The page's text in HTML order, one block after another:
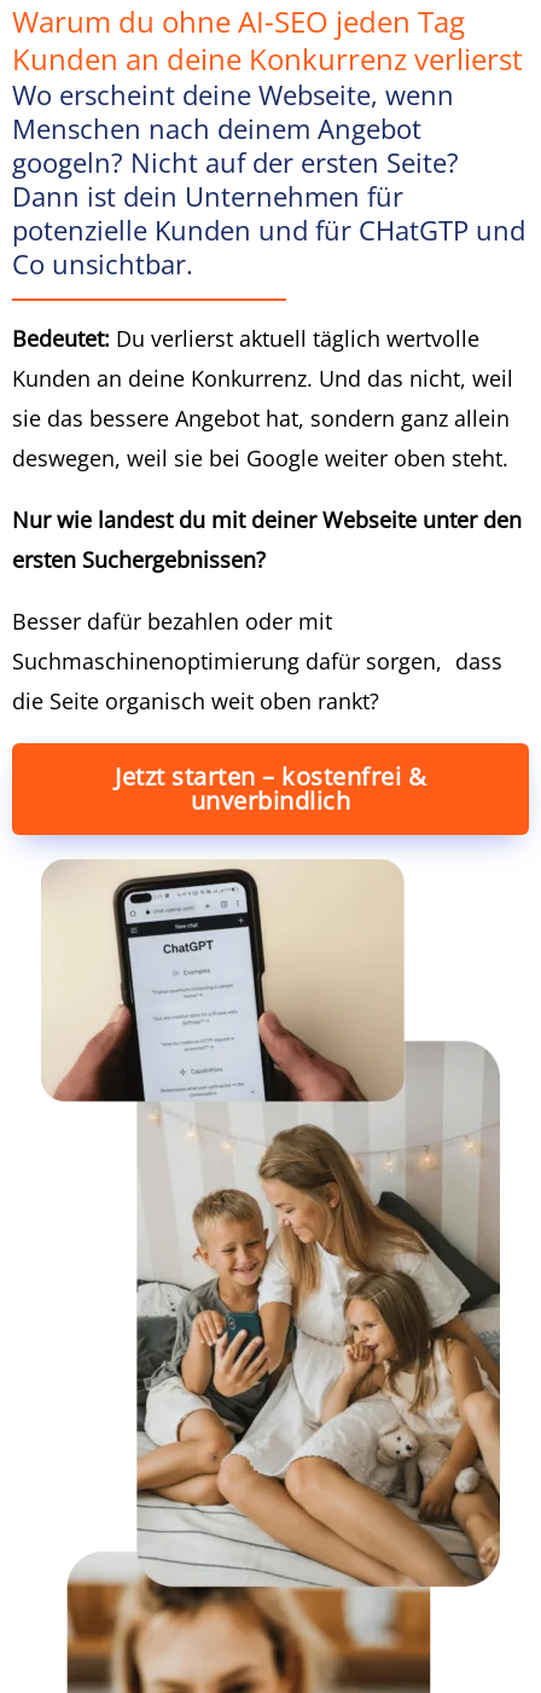
Warum du ohne AI-SEO jeden Tag
Kunden an deine Konkurrenz verlierst
Wo erscheint deine Webseite, wenn
Menschen nach deinem Angebot
googeln? Nicht auf der ersten Seite?
Dann ist dein Unternehmen für
potenzielle Kunden und für CHatGTP und
Co unsichtbar.
Bedeutet: Du verlierst aktuell täglich wertvolle
Kunden an deine Konkurrenz. Und das nicht, weil
sie das bessere Angebot hat, sondern ganz allein
deswegen, weil sie bei Google weiter oben steht.
Nur wie landest du mit deiner Webseite unter den
ersten Suchergebnissen?
Besser dafür bezahlen oder mit
Suchmaschinenoptimierung dafür sorgen, dass
die Seite organisch weit oben rankt?
Jetzt starten – kostenfrei &
unverbindlich